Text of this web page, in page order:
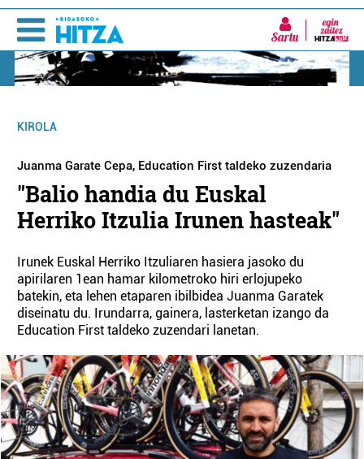
Sartu
KIROLA
Juanma Garate Cepa, Education First taldeko zuzendaria
"Balio handia du Euskal
Herriko Itzulia Irunen hasteak"
Irunek Euskal Herriko Itzuliaren hasiera jasoko du
apirilaren 1ean hamar kilometroko hiri erlojupeko
batekin, eta lehen etaparen ibilbidea Juanma Garatek
diseinatu du. Irundarra, gainera, lasterketan izango da
Education First taldeko zuzendari lanetan.